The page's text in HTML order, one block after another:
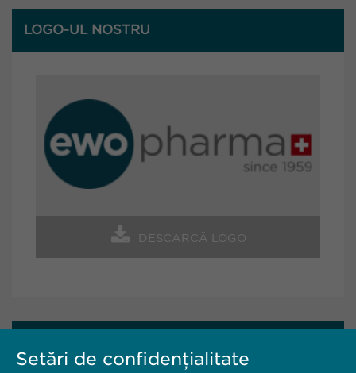
LOGO-UL NOSTRU
DESCARCĂ LOGO
Setări de confidențialitate